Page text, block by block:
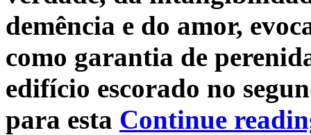
demência e do amor,
como garantia de
edifício escorado no
para esta Continue